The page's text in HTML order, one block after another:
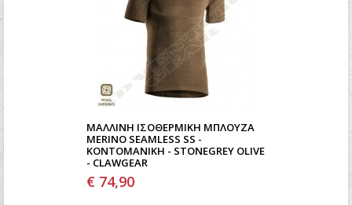
ΜΆΛΛΙΝΗ ΙΣΟΘΕΡΜΙΚΉ ΜΠΛΟΎΖΑ
MERINO SEAMLESS SS -
ΚΟΝΤΟΜΆΝΙΚΗ - STONEGREY OLIVE
- CLAWGEAR
€ 74,90